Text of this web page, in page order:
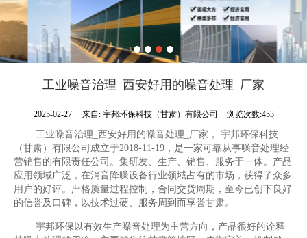
工业噪音治理_西安好用的噪音处理_厂家
2025-02-27 来自: 宇邦环保科技（甘肃）有限公司 浏览次数:453
工业噪音治理_西安好用的噪音处理_厂家， 宇邦环保科技
（甘肃）有限公司成立于2018-11-19，是一家可靠从事噪音处理经
营销售的有限责任公司。集研发、生产、销售、服务于一体。产品
应用领域广泛，在消音降噪设备行业领域占有的市场，获得了众多
用户的好评。严格质量过程控制，合同交货周期，至今已创下良好
的信誉及口碑，以技术过硬、服务周到而享誉甘肃。
宇邦环保以有效生产噪音处理为主营方向，产品很好的诠释